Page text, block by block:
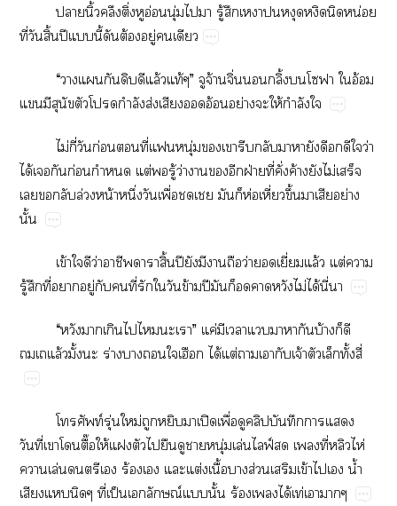
​ิ้​​ิ่​​อ่​ุ่​​​ู้​​​​​​น่​
ี่​​ิ้​ปี​​ี้​​ต้​ู่​​
“​​​​​​ล้​ท้”​​จ้ิ่​ิ้​​​​อ้​
​​​​​ำ​ส่​​​อ้​ย่​​ให้​ำ​
ไม่​ี่​​ก่​​ี่ุ่​​​​​​​​​​​​ว่​
ได้​​​ก่​​ต่​​ู้​ว่​​​​ฝ่​ี่​ั่​ค้​​ไม่​​
​​​ล่​น้​ึ่​​ื่​​​​​ห่​ี่​ึ้​​​ย่​
ั้
ข้​​​ว่​​​ิ้​ปี​​​​​ว่​​ี่​ล้​ต่​​
ู้​​ี่​​ู่​​​ี่​​​​ข้​ปี​​​​​​ไม่​ได้​ี่​
“​​​​​​​”​ค่​​​​​​​บ้​​​
ล้ั้​ร่​​​​​ได้​ต่​​​​จ้​​​ั้​ี่
ท์​ุ่​ม่​​​​ปิ​ื่​ป​​​​
ี่​​ื๊ให้​​​​​​​ุ่​ล่ฟ์​​ี่​​ไห่​
​ล่​​​ร้​​​ต่​ื้​​ส่​​ข้​​​น้ำ​
​​​ี่​ป็​ณ์​​ั้​ร้​​ได้​ท่​​